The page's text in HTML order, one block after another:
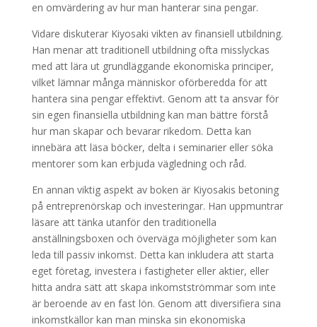
en omvärdering av hur man hanterar sina pengar.
Vidare diskuterar Kiyosaki vikten av finansiell utbildning.
Han menar att traditionell utbildning ofta misslyckas
med att lära ut grundläggande ekonomiska principer,
vilket lämnar många människor oförberedda för att
hantera sina pengar effektivt. Genom att ta ansvar för
sin egen finansiella utbildning kan man bättre förstå
hur man skapar och bevarar rikedom. Detta kan
innebära att läsa böcker, delta i seminarier eller söka
mentorer som kan erbjuda vägledning och råd.
En annan viktig aspekt av boken är Kiyosakis betoning
på entreprenörskap och investeringar. Han uppmuntrar
läsare att tänka utanför den traditionella
anställningsboxen och överväga möjligheter som kan
leda till passiv inkomst. Detta kan inkludera att starta
eget företag, investera i fastigheter eller aktier, eller
hitta andra sätt att skapa inkomstströmmar som inte
är beroende av en fast lön. Genom att diversifiera sina
inkomstkällor kan man minska sin ekonomiska